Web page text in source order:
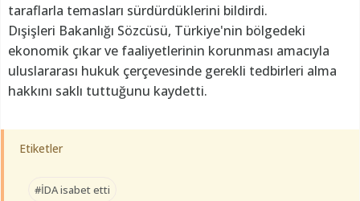
taraflarla temasları sürdürdüklerini bildirdi.
Dışişleri Bakanlığı Sözcüsü, Türkiye'nin bölgedeki
ekonomik çıkar ve faaliyetlerinin korunması amacıyla
uluslararası hukuk çerçevesinde gerekli tedbirleri alma
hakkını saklı tuttuğunu kaydetti.
Etiketler
#İDA isabet etti